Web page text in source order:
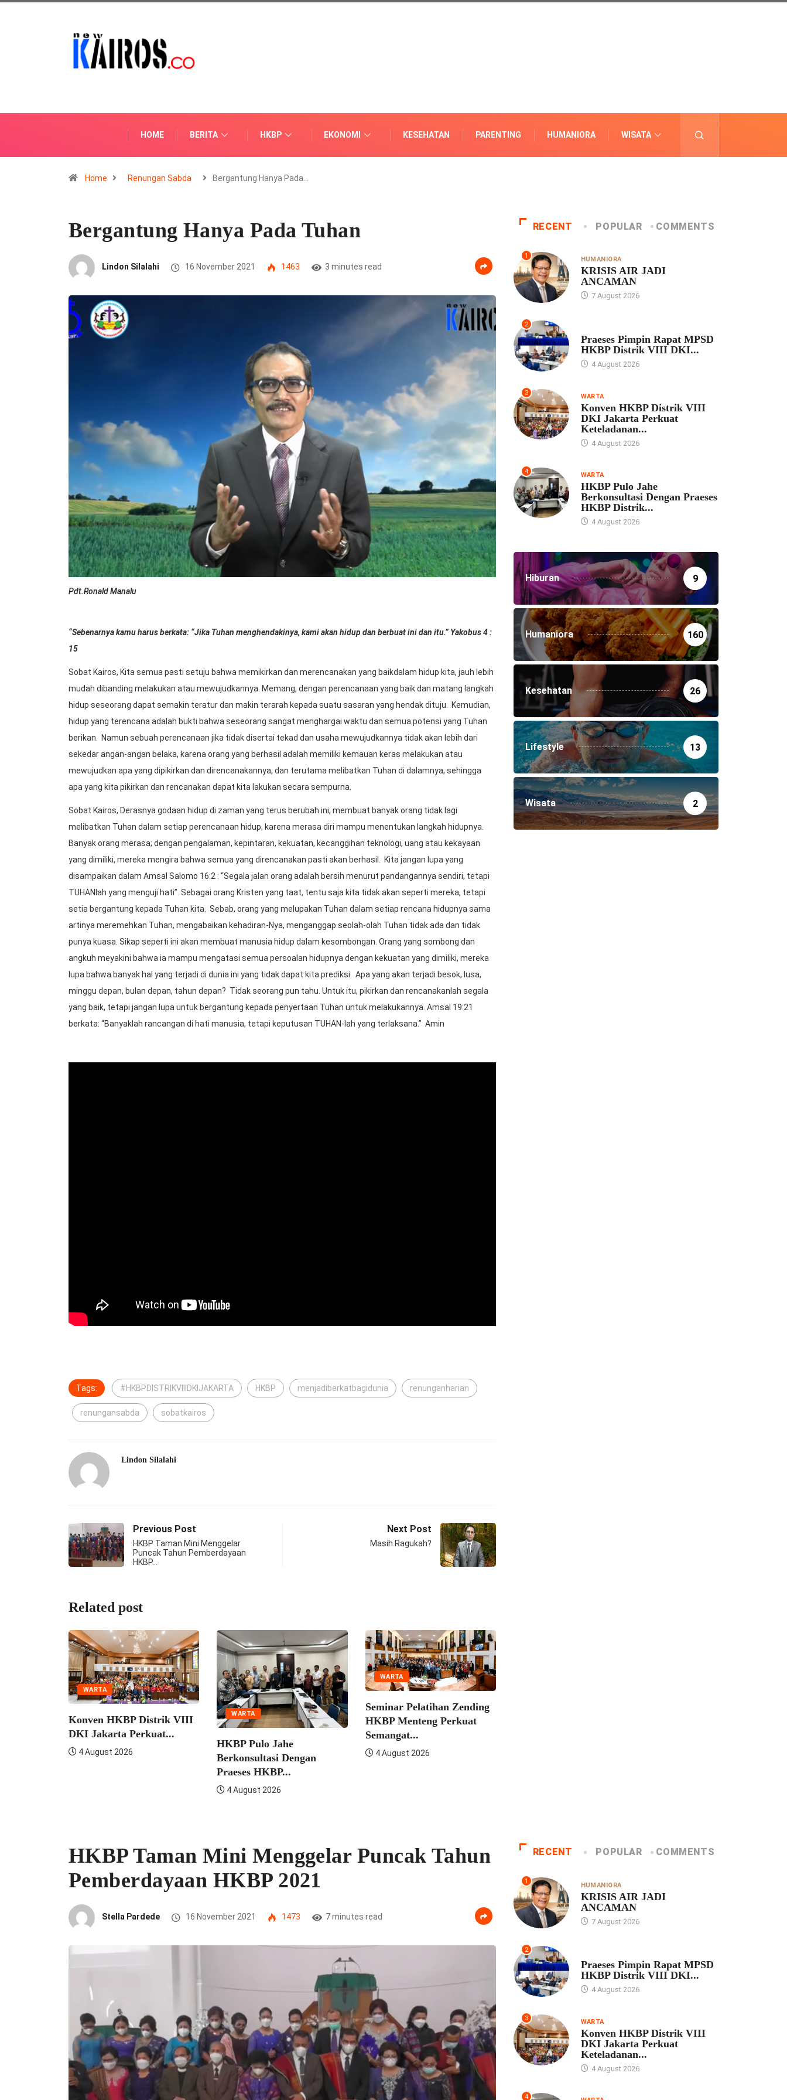
HOME BERITA HKBP EKONOMI KESEHATAN PARENTING HUMANIORA WISATA
Home Renungan Sabda Bergantung Hanya Pada…
Bergantung Hanya Pada Tuhan
Lindon Silalahi 16 November 2021 1463 3 minutes read
Pdt.Ronald Manalu
“Sebenarnya kamu harus berkata: “Jika Tuhan menghendakinya, kami akan hidup dan berbuat ini dan itu.” Yakobus 4 :
15
Sobat Kairos, Kita semua pasti setuju bahwa memikirkan dan merencanakan yang baikdalam hidup kita, jauh lebih
mudah dibanding melakukan atau mewujudkannya. Memang, dengan perencanaan yang baik dan matang langkah
hidup seseorang dapat semakin teratur dan makin terarah kepada suatu sasaran yang hendak dituju. Kemudian,
hidup yang terencana adalah bukti bahwa seseorang sangat menghargai waktu dan semua potensi yang Tuhan
berikan. Namun sebuah perencanaan jika tidak disertai tekad dan usaha mewujudkannya tidak akan lebih dari
sekedar angan-angan belaka, karena orang yang berhasil adalah memiliki kemauan keras melakukan atau
mewujudkan apa yang dipikirkan dan direncanakannya, dan terutama melibatkan Tuhan di dalamnya, sehingga
apa yang kita pikirkan dan rencanakan dapat kita lakukan secara sempurna.
Sobat Kairos, Derasnya godaan hidup di zaman yang terus berubah ini, membuat banyak orang tidak lagi
melibatkan Tuhan dalam setiap perencanaan hidup, karena merasa diri mampu menentukan langkah hidupnya.
Banyak orang merasa; dengan pengalaman, kepintaran, kekuatan, kecanggihan teknologi, uang atau kekayaan
yang dimiliki, mereka mengira bahwa semua yang direncanakan pasti akan berhasil. Kita jangan lupa yang
disampaikan dalam Amsal Salomo 16:2 : “Segala jalan orang adalah bersih menurut pandangannya sendiri, tetapi
TUHANlah yang menguji hati”. Sebagai orang Kristen yang taat, tentu saja kita tidak akan seperti mereka, tetapi
setia bergantung kepada Tuhan kita. Sebab, orang yang melupakan Tuhan dalam setiap rencana hidupnya sama
artinya meremehkan Tuhan, mengabaikan kehadiran-Nya, menganggap seolah-olah Tuhan tidak ada dan tidak
punya kuasa. Sikap seperti ini akan membuat manusia hidup dalam kesombongan. Orang yang sombong dan
angkuh meyakini bahwa ia mampu mengatasi semua persoalan hidupnya dengan kekuatan yang dimiliki, mereka
lupa bahwa banyak hal yang terjadi di dunia ini yang tidak dapat kita prediksi. Apa yang akan terjadi besok, lusa,
minggu depan, bulan depan, tahun depan? Tidak seorang pun tahu. Untuk itu, pikirkan dan rencanakanlah segala
yang baik, tetapi jangan lupa untuk bergantung kepada penyertaan Tuhan untuk melakukannya. Amsal 19:21
berkata: “Banyaklah rancangan di hati manusia, tetapi keputusan TUHAN-lah yang terlaksana.” Amin
Tags: #HKBPDISTRIKVIIIDKIJAKARTA HKBP menjadiberkatbagidunia renunganharian
renungansabda sobatkairos
Lindon Silalahi
Previous Post
HKBP Taman Mini Menggelar
Puncak Tahun Pemberdayaan
HKBP…
Next Post
Masih Ragukah?
Related post
WARTA
Konven HKBP Distrik VIII
DKI Jakarta Perkuat...
4 August 2026
WARTA
HKBP Pulo Jahe
Berkonsultasi Dengan
Praeses HKBP...
4 August 2026
WARTA
Seminar Pelatihan Zending
HKBP Menteng Perkuat
Semangat...
4 August 2026
RECENT POPULAR COMMENTS
1 HUMANIORA
KRISIS AIR JADI
ANCAMAN
7 August 2026
2
Praeses Pimpin Rapat MPSD
HKBP Distrik VIII DKI...
4 August 2026
3 WARTA
Konven HKBP Distrik VIII
DKI Jakarta Perkuat
Keteladanan...
4 August 2026
4 WARTA
HKBP Pulo Jahe
Berkonsultasi Dengan Praeses
HKBP Distrik...
4 August 2026
Hiburan 9
Humaniora 160
Kesehatan 26
Lifestyle 13
Wisata 2
HKBP Taman Mini Menggelar Puncak Tahun
Pemberdayaan HKBP 2021
Stella Pardede 16 November 2021 1473 7 minutes read
RECENT POPULAR COMMENTS
1 HUMANIORA
KRISIS AIR JADI
ANCAMAN
7 August 2026
2
Praeses Pimpin Rapat MPSD
HKBP Distrik VIII DKI...
4 August 2026
3 WARTA
Konven HKBP Distrik VIII
DKI Jakarta Perkuat
Keteladanan...
4 August 2026
4